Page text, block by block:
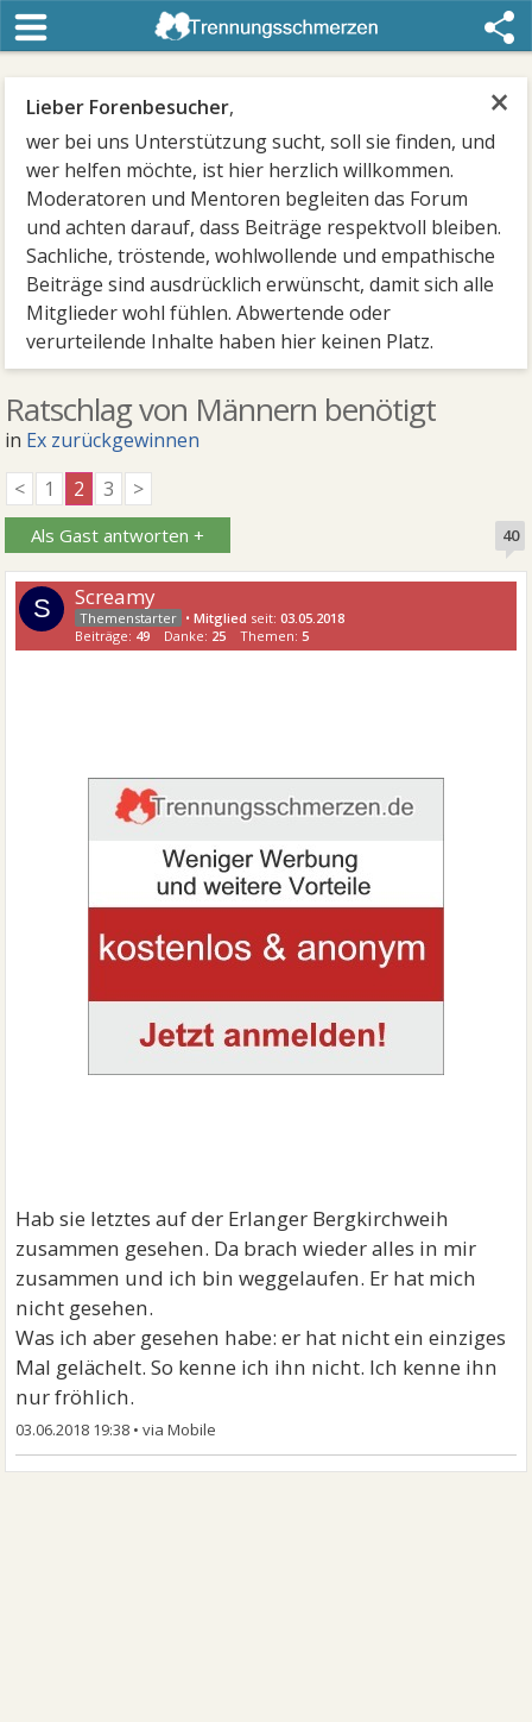
×
Lieber Forenbesucher,
wer bei uns Unterstützung sucht, soll sie finden, und
wer helfen möchte, ist hier herzlich willkommen.
Moderatoren und Mentoren begleiten das Forum
und achten darauf, dass Beiträge respektvoll bleiben.
Sachliche, tröstende, wohlwollende und empathische
Beiträge sind ausdrücklich erwünscht, damit sich alle
Mitglieder wohl fühlen. Abwertende oder
verurteilende Inhalte haben hier keinen Platz.
Ratschlag von Männern benötigt
in Ex zurückgewinnen
<
1 2 3 >
Als Gast antworten + 40
S Screamy
•Mitglied seit:03.05.2018
Beiträge: 49 Danke: 25 Themen:5
Hab sie letztes auf der Erlanger Bergkirchweih
zusammen gesehen. Da brach wieder alles in mir
zusammen und ich bin weggelaufen. Er hat mich
nicht gesehen.
Was ich aber gesehen habe: er hat nicht ein einziges
Mal gelächelt. So kenne ich ihn nicht. Ich kenne ihn
nur fröhlich.
03.06.2018 19:38 •